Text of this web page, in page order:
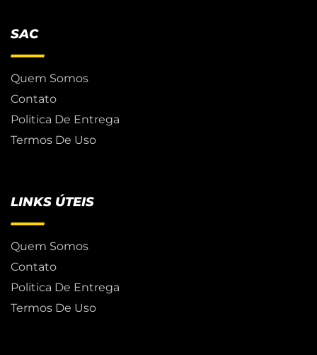
SAC
Quem Somos
Contato
Politica De Entrega
Termos De Uso
LINKS ÚTEIS
Quem Somos
Contato
Politica De Entrega
Termos De Uso